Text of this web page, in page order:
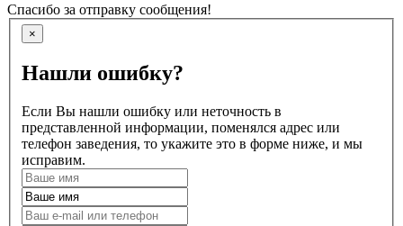
Спасибо за отправку сообщения!
×
Нашли ошибку?
Если Вы нашли ошибку или неточность в
представленной информации, поменялся адрес или
телефон заведения, то укажите это в форме ниже, и мы
исправим.